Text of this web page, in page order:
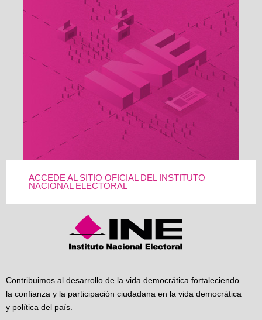
ACCEDE AL SITIO OFICIAL DEL INSTITUTO
NACIONAL ELECTORAL
Contribuimos al desarrollo de la vida democrática fortaleciendo
la confianza y la participación ciudadana en la vida democrática
y política del país.